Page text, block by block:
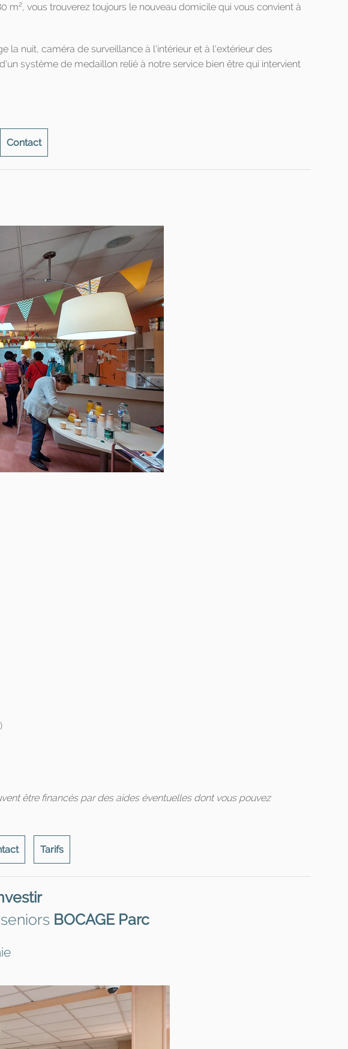
m2, vous trouverez toujours le nouveau domicile qui vous convient à
la nuit, caméra de surveillance à l'intérieur et à l'extérieur des
système de medaillon relié à notre service bien être qui intervient
Contact
être financés par des aides éventuelles dont vous pouvez
Tarifs
BOCAGE Parc